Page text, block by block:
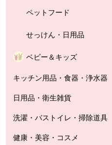
ペットフード
せっけん・日用品
ベビー＆キッズ
キッチン用品・食器・浄水器
日用品・衛生雑貨
洗濯・バストイレ・掃除道具
健康・美容・コスメ